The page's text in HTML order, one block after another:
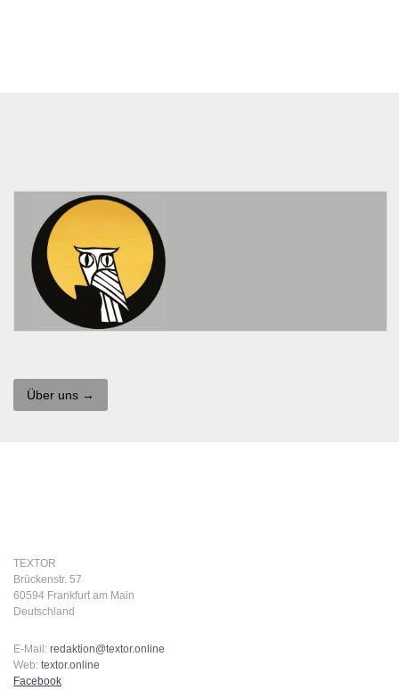
Über uns →
TEXTOR
Brückenstr. 57
60594 Frankfurt am Main
Deutschland
E-Mail: redaktion@textor.online
Web: textor.online
Facebook